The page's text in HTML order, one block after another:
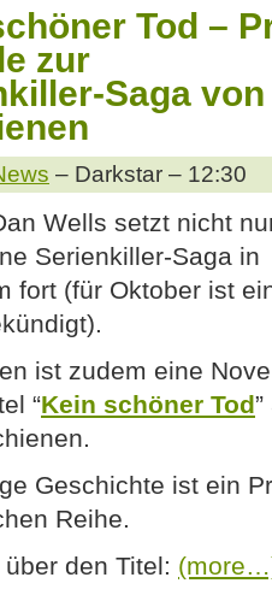
Tod –
zur
Saga
– Darkstar – 12:30
Wells setzt nicht
Serienkiller-Saga in
fort (für Oktober ist
ist zudem eine
“Kein schöner Tod
Geschichte ist ein
Reihe.
den Titel: